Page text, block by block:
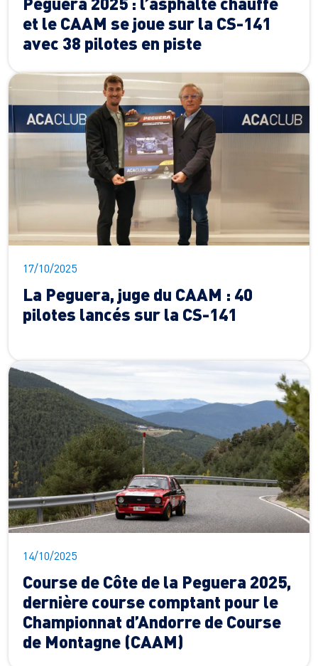
et le CAAM se joue sur la CS-141
avec 38 pilotes en piste
17/10/2025
La Peguera, juge du CAAM : 40
pilotes lancés sur la CS-141
14/10/2025
Course de Côte de la Peguera 2025,
dernière course comptant pour le
Championnat d’Andorre de Course
de Montagne (CAAM)